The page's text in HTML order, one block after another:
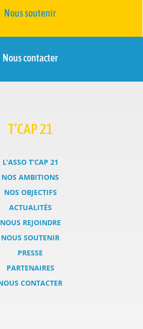
Nous soutenir
Nous contacter
T’CAP 21
L’ASSO T’CAP 21
NOS AMBITIONS
NOS OBJECTIFS
ACTUALITÉS
NOUS REJOINDRE
NOUS SOUTENIR
PRESSE
PARTENAIRES
CONTACTER